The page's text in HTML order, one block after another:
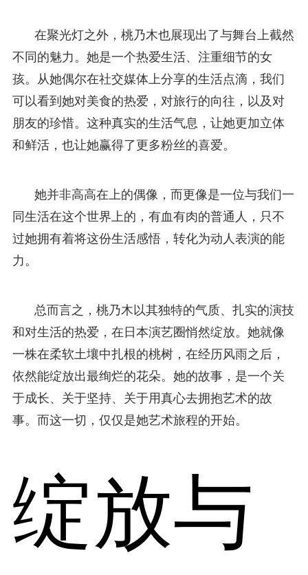
在聚光灯之外，桃乃木也展现出了与舞台上截然
不同的魅力。她是一个热爱生活、注重细节的女
孩。从她偶尔在社交媒体上分享的生活点滴，我们
可以看到她对美食的热爱，对旅行的向往，以及对
朋友的珍惜。这种真实的生活气息，让她更加立体
和鲜活，也让她赢得了更多粉丝的喜爱。
她并非高高在上的偶像，而更像是一位与我们一
同生活在这个世界上的，有血有肉的普通人，只不
过她拥有着将这份生活感悟，转化为动人表演的能
力。
总而言之，桃乃木以其独特的气质、扎实的演技
和对生活的热爱，在日本演艺圈悄然绽放。她就像
一株在柔软土壤中扎根的桃树，在经历风雨之后，
依然能绽放出最绚烂的花朵。她的故事，是一个关
于成长、关于坚持、关于用真心去拥抱艺术的故
事。而这一切，仅仅是她艺术旅程的开始。
绽放与